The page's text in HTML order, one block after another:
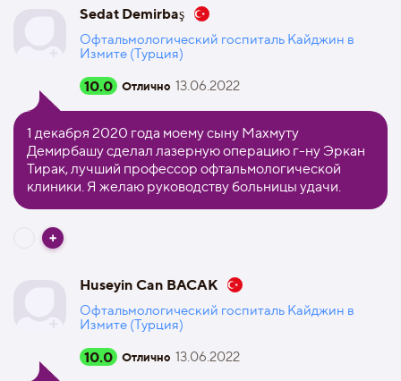
Sedat Demirbaş
Офтальмологический госпиталь Кайджин в
Измите (Турция)
10.0 Отлично 13.06.2022
1 декабря 2020 года моему сыну Махмуту
Демирбашу сделал лазерную операцию г-ну Эркан
Тирак, лучший профессор офтальмологической
клиники. Я желаю руководству больницы удачи.
Huseyin Can BACAK
Офтальмологический госпиталь Кайджин в
Измите (Турция)
10.0 Отлично 13.06.2022